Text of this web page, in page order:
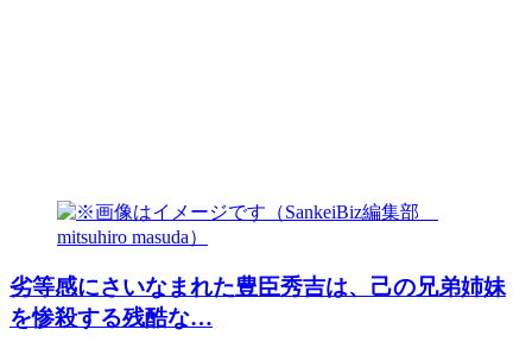
劣等感にさいなまれた豊臣秀吉は、己の兄弟姉妹
を惨殺する残酷な…